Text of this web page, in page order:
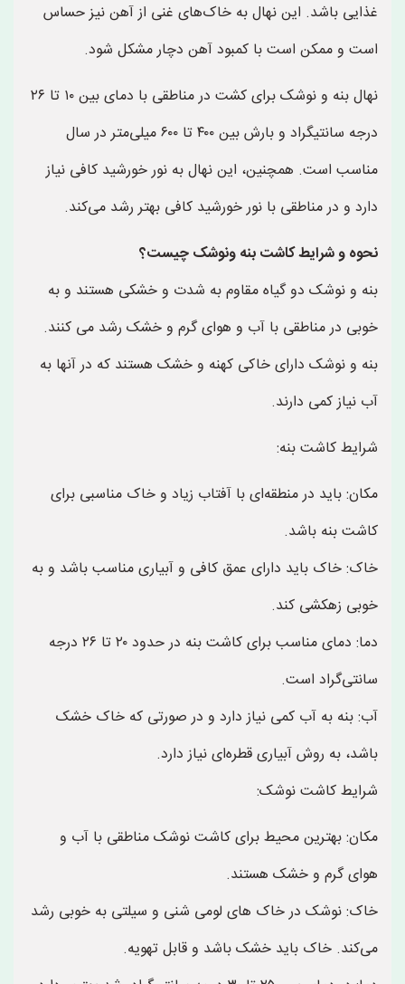
غذایی باشد. این نهال به خاک‌های غنی از آهن نیز حساس
است و ممکن است با کمبود آهن دچار مشکل شود.
نهال بنه و نوشک برای کشت در مناطقی با دمای بین ۱۰ تا ۲۶
درجه سانتیگراد و بارش بین ۴۰۰ تا ۶۰۰ میلی‌متر در سال
مناسب است. همچنین، این نهال به نور خورشید کافی نیاز
دارد و در مناطقی با نور خورشید کافی بهتر رشد می‌کند.
نحوه و شرایط کاشت بنه ونوشک چیست؟
بنه و نوشک دو گیاه مقاوم به شدت و خشکی هستند و به
خوبی در مناطقی با آب و هوای گرم و خشک رشد می کنند.
بنه و نوشک دارای خاکی کهنه و خشک هستند که در آنها به
آب نیاز کمی دارند.
شرایط کاشت بنه:
مکان: باید در منطقه‌ای با آفتاب زیاد و خاک مناسبی برای
کاشت بنه باشد.
خاک: خاک باید دارای عمق کافی و آبیاری مناسب باشد و به
خوبی زهکشی کند.
دما: دمای مناسب برای کاشت بنه در حدود ۲۰ تا ۲۶ درجه
سانتی‌گراد است.
آب: بنه به آب کمی نیاز دارد و در صورتی که خاک خشک
باشد، به روش آبیاری قطره‌ای نیاز دارد.
شرایط کاشت نوشک:
مکان: بهترین محیط برای کاشت نوشک مناطقی با آب و
هوای گرم و خشک هستند.
خاک: نوشک در خاک های لومی شنی و سیلتی به خوبی رشد
می‌کند. خاک باید خشک باشد و قابل تهویه.